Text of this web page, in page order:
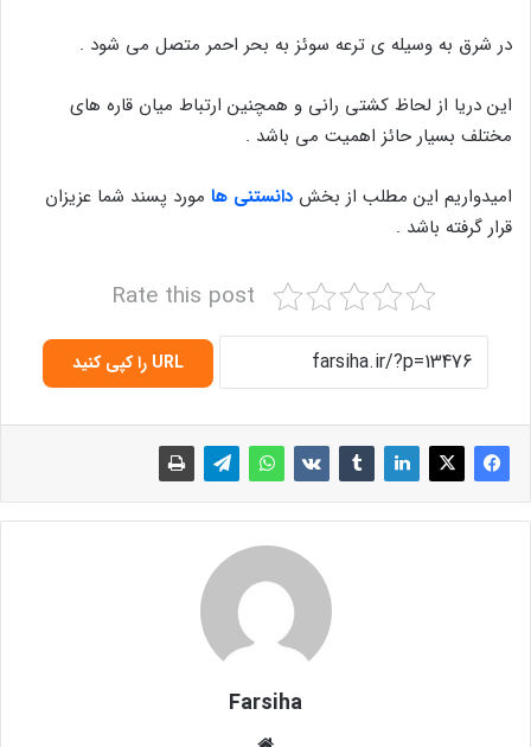
در شرق به وسیله ی ترعه سوئز به بحر احمر متصل می شود .
این دریا از لحاظ کشتی رانی و همچنین ارتباط میان قاره های
مختلف بسیار حائز اهمیت می باشد .
امیدواریم این مطلب از بخش دانستنی ها مورد پسند شما عزیزان
قرار گرفته باشد .
Rate this post
URL را کپی کنید
Farsiha